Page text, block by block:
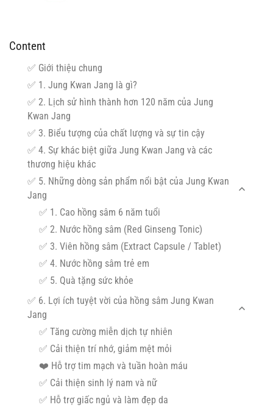
Content
✅ Giới thiệu chung
✅ 1. Jung Kwan Jang là gì?
✅ 2. Lịch sử hình thành hơn 120 năm của Jung
Kwan Jang
✅ 3. Biểu tượng của chất lượng và sự tin cậy
✅ 4. Sự khác biệt giữa Jung Kwan Jang và các
thương hiệu khác
✅ 5. Những dòng sản phẩm nổi bật của Jung Kwan
Jang
✅ 1. Cao hồng sâm 6 năm tuổi
✅ 2. Nước hồng sâm (Red Ginseng Tonic)
✅ 3. Viên hồng sâm (Extract Capsule / Tablet)
✅ 4. Nước hồng sâm trẻ em
✅ 5. Quà tặng sức khỏe
✅ 6. Lợi ích tuyệt vời của hồng sâm Jung Kwan
Jang
✅ Tăng cường miễn dịch tự nhiên
✅ Cải thiện trí nhớ, giảm mệt mỏi
❤️ Hỗ trợ tim mạch và tuần hoàn máu
✅ Cải thiện sinh lý nam và nữ
✅ Hỗ trợ giấc ngủ và làm đẹp da